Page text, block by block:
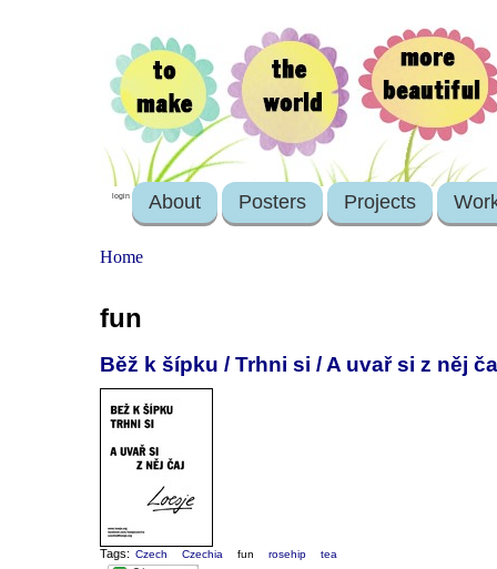
login About Posters Projects
Home
fun
Běž k šípku / Trhni si / A uvař si z něj
Tags: Czech Czechia fun rosehip tea